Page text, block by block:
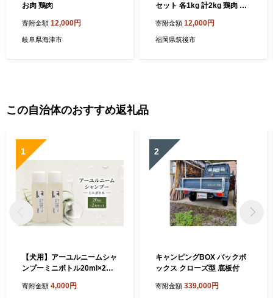
お肉 鶏肉
寄附金額 12,000円
岐阜県海津市
セット 各1kg 計2kg 鶏肉 地
寄附金額 12,000円
福岡県筑後市
この自治体のおすすめ返礼品
1
【犬用】アーユルニームシャ
ンプーミニボトル20ml×2本
プー 雑貨 日用品 犬用シャン
寄附金額 4,000円
2
キャンピングBOX バックボ
ックス クローズ型 底板付
寄附金額 339,000円